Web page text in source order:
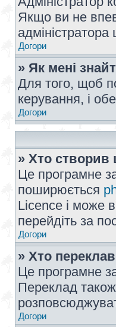
Якщо ви не
Догори
» Як мені
Для того, щоб
керування, і
Догори
» Хто
Це програмне
поширюється
Licence і може
перейдіть за
Догори
» Хто
Це програмне
Переклад
Догори